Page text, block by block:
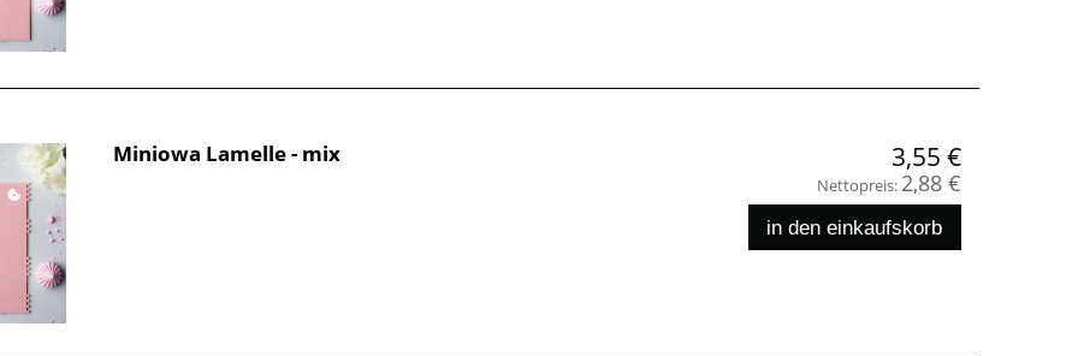
Miniowa Lamelle - mix 3,55 €
Nettopreis: 2,88 €
in den einkaufskorb